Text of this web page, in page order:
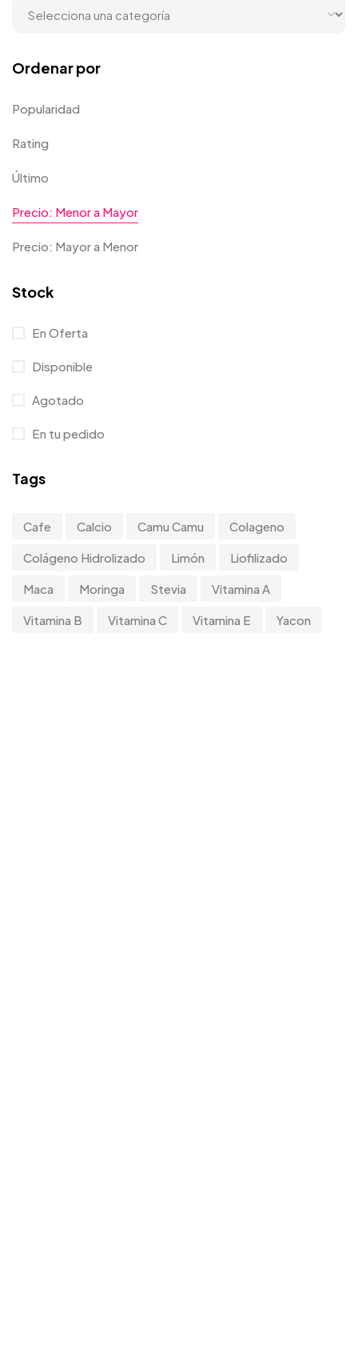
Ordenar por
Popularidad
Rating
Último
Precio: Menor a Mayor
Precio: Mayor a Menor
Stock
En Oferta
Disponible
Agotado
En tu pedido
Tags
Cafe Calcio Camu Camu Colageno
Colágeno Hidrolizado Limón Liofilizado
Maca Moringa Stevia Vitamina A
Vitamina B Vitamina C Vitamina E Yacon